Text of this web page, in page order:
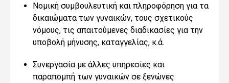
Νομική συμβουλευτική και πληροφόρηση για τα
δικαιώματα των γυναικών, τους σχετικούς
νόμους, τις απαιτούμενες διαδικασίες για την
υποβολή μήνυσης, καταγγελίας, κ.ά.
Συνεργασία με άλλες υπηρεσίες και
παραπομπή των γυναικών σε ξενώνες